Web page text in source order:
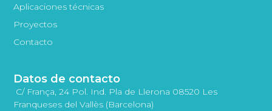
Aplicaciones técnicas
Proyectos
Contacto
Datos de contacto
C/ França, 24 Pol. Ind. Pla de Llerona 08520 Les
Franqueses del Vallès (Barcelona)